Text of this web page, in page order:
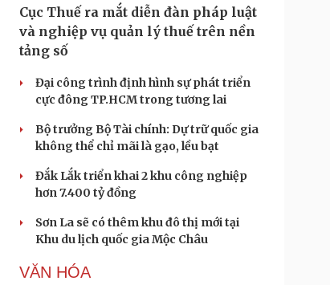
Cục Thuế ra mắt diễn đàn pháp luật
và nghiệp vụ quản lý thuế trên nền
tảng số
Đại công trình định hình sự phát triển
cực đông TP.HCM trong tương lai
Bộ trưởng Bộ Tài chính: Dự trữ quốc gia
không thể chỉ mãi là gạo, lều bạt
Đắk Lắk triển khai 2 khu công nghiệp
hơn 7.400 tỷ đồng
Sơn La sẽ có thêm khu đô thị mới tại
Khu du lịch quốc gia Mộc Châu
VĂN HÓA